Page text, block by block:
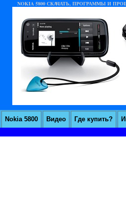
NOKIA 5800 СКАЧАТЬ, ПРОГРАММЫ И
Nokia 5800 Видео Где купить?